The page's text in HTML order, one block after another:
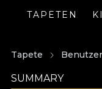
TAPETEN
Tapete
SUMMARY